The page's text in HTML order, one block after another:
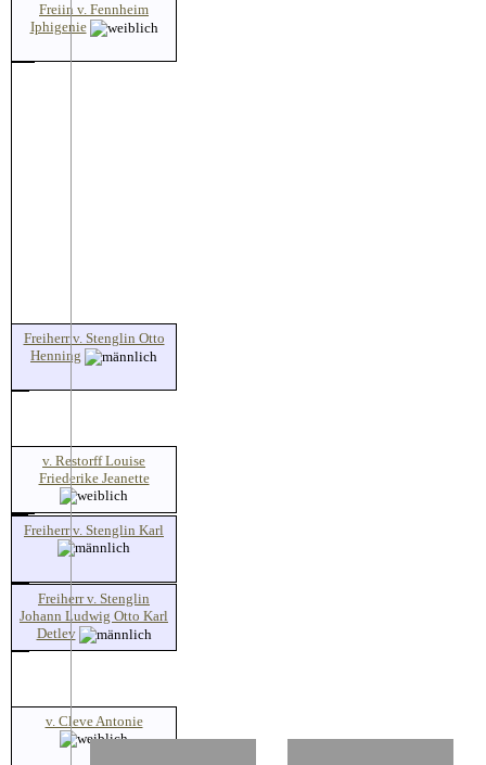
Freiin v. Fennheim
Iphigenie
Freiherr v. Stenglin Otto
Henning
v. Restorff Louise
Friederike Jeanette
Freiherr v. Stenglin Karl
Freiherr v. Stenglin
Johann Ludwig Otto Karl
Detlev
v. Cleve Antonie